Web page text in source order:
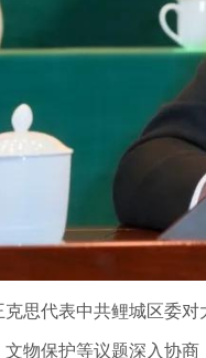
克思代表中共鲤城区委
文物保护等议题深入协